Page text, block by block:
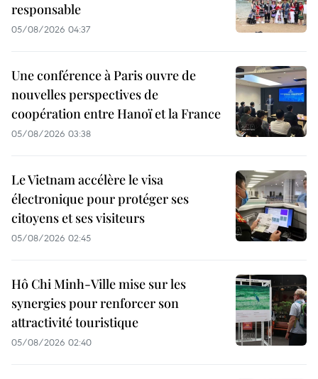
responsable
05/08/2026 04:37
Une conférence à Paris ouvre de
nouvelles perspectives de
coopération entre Hanoï et la France
05/08/2026 03:38
Le Vietnam accélère le visa
électronique pour protéger ses
citoyens et ses visiteurs
05/08/2026 02:45
Hô Chi Minh-Ville mise sur les
synergies pour renforcer son
attractivité touristique
05/08/2026 02:40